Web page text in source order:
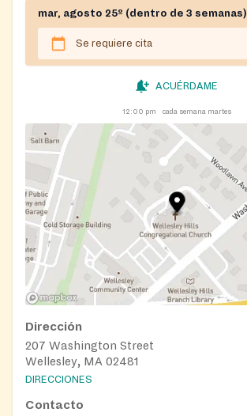
mar, agosto 25º (dentro de 3 semanas)
Se requiere cita
ACUÉRDAME
12:00 pm cada semana martes
Dirección
207 Washington Street
Wellesley, MA 02481
DIRECCIONES
Contacto